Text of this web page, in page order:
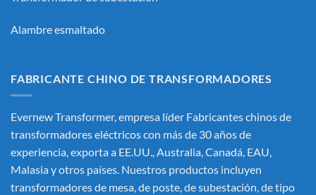
Alambre esmaltado
FABRICANTE CHINO DE TRANSFORMADORES
Evernew Transformer, empresa líder Fabricantes chinos de
transformadores eléctricoscon más de 30 años de
experiencia, exporta a EE.UU., Australia, Canadá, EAU,
Malasia y otros países. Nuestros productos incluyen
transformadores de mesa, de poste, de subestación, de tipo